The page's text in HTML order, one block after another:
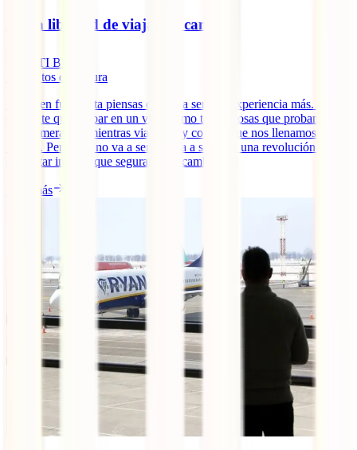
🚐 La libertad de viajar en camper
IATI Blog
minutos de lectura
Viajar en furgoneta piensas que va a ser una experiencia más. Algo
diferente que probar en un viaje como tantas cosas que probamos
por primera vez mientras viajamos y con las que nos llenamos de
ilusión. Pero esto no va a ser así. Va a ser toda una revolución. Un
despertar interior que seguramente cambie [...]
Leer más